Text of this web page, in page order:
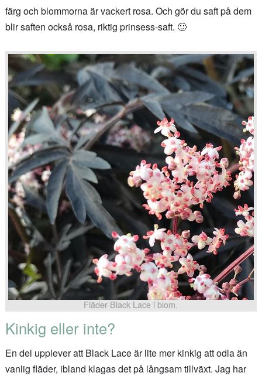
färg och blommorna är vackert rosa. Och gör du saft på dem
blir saften också rosa, riktig prinsess-saft. 🙂
Fläder Black Lace i blom.
Kinkig eller inte?
En del upplever att Black Lace är lite mer kinkig att odla än
vanlig fläder, ibland klagas det på långsam tillväxt. Jag har